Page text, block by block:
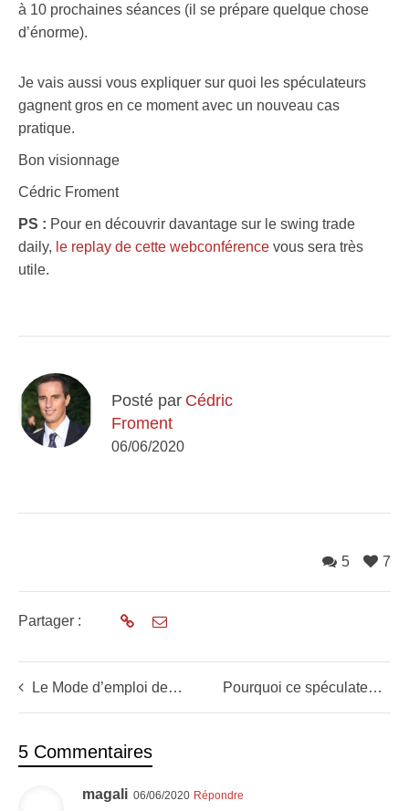
à 10 prochaines séances (il se prépare quelque chose
d’énorme).
Je vais aussi vous expliquer sur quoi les spéculateurs
gagnent gros en ce moment avec un nouveau cas
pratique.
Bon visionnage
Cédric Froment
PS : Pour en découvrir davantage sur le swing trade
daily, le replay de cette webconférence vous sera très
utile.
Posté par Cédric
Froment
06/06/2020
7
5
Partager :
Le Mode d’emploi de l’être humain (Trader Mindset) Pourquoi ce spéculateur a complètement craqué ? (Trader Mindset)
5 Commentaires
magali 06/06/2020 Répondre